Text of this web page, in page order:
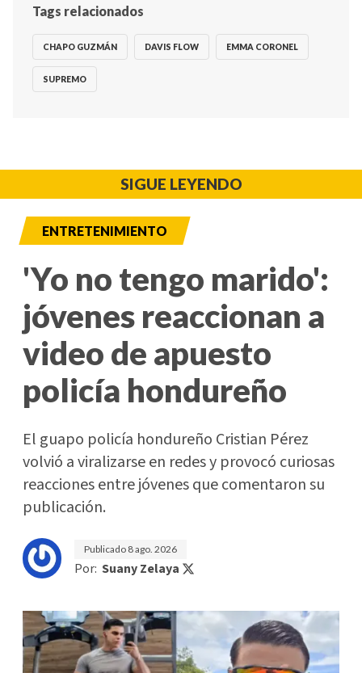
Tags relacionados
CHAPO GUZMÁN DAVIS FLOW EMMA CORONEL
SUPREMO
SIGUE LEYENDO
ENTRETENIMIENTO
'Yo no tengo marido':
jóvenes reaccionan a
video de apuesto
policía hondureño
El guapo policía hondureño Cristian Pérez
volvió a viralizarse en redes y provocó curiosas
reacciones entre jóvenes que comentaron su
publicación.
Publicado 8 ago. 2026
Por: Suany Zelaya